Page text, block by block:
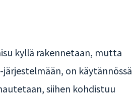
kyllä rakennetaan, mutta
on käytännössä
siihen kohdistuu